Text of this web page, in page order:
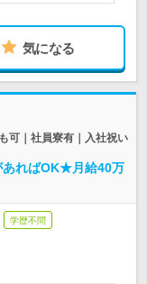
気になる
可｜社員寮有｜入社祝い
あればOK★月給40万
学歴不問